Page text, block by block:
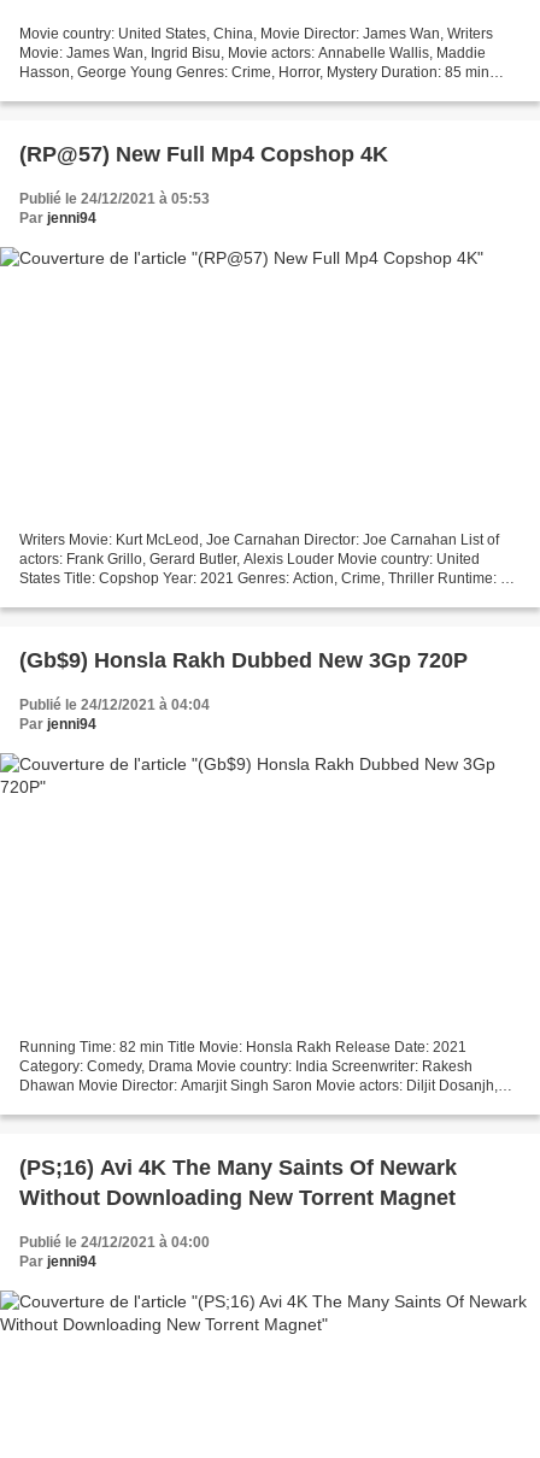
Movie country: United States, China, Movie Director: James Wan, Writers
Movie: James Wan, Ingrid Bisu, Movie actors: Annabelle Wallis, Maddie
Hasson, George Young Genres: Crime, Horror, Mystery Duration: 85 min
(RP@57) New Full Mp4 Copshop 4K
Publié le 24/12/2021 à 05:53
Par jenni94
Writers Movie: Kurt McLeod, Joe Carnahan Director: Joe Carnahan List of
actors: Frank Grillo, Gerard Butler, Alexis Louder Movie country: United
States Title: Copshop Year: 2021 Genres: Action, Crime, Thriller Runtime: 61
@@@@@@@@@@@@@@@@@@@@@@@@@@@@@@@@@...
(Gb$9) Honsla Rakh Dubbed New 3Gp 720P
Publié le 24/12/2021 à 04:04
Par jenni94
Running Time: 82 min Title Movie: Honsla Rakh Release Date: 2021
Category: Comedy, Drama Movie country: India Screenwriter: Rakesh
Dhawan Movie Director: Amarjit Singh Saron Movie actors: Diljit Dosanjh,
(PS;16) Avi 4K The Many Saints Of Newark
Without Downloading New Torrent Magnet
Publié le 24/12/2021 à 04:00
Par jenni94